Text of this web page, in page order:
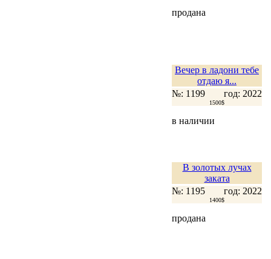
продана
Вечер в ладони тебе
отдаю я...
№: 1199
год: 2022
1500$
в наличии
В золотых лучах
заката
№: 1195
год: 2022
1400$
продана